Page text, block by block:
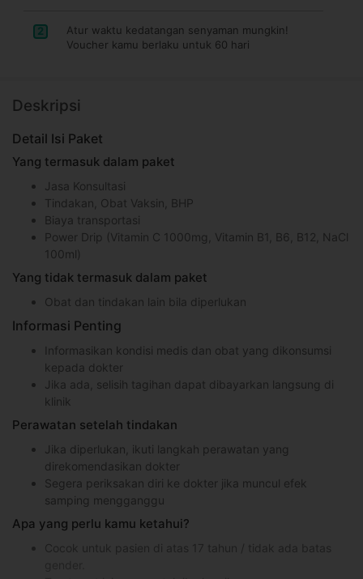
2
Atur waktu kedatangan senyaman mungkin!
Voucher kamu berlaku untuk 60 hari
Deskripsi
Detail Isi Paket
Yang termasuk dalam paket
Jasa Konsultasi
Tindakan, Obat Vaksin, BHP
Biaya transportasi
Power Drip (Vitamin C 1000mg, Vitamin B1, B6, B12, NaCl
100ml)
Yang tidak termasuk dalam paket
Obat dan tindakan lain bila diperlukan
Informasi Penting
Informasikan kondisi medis dan obat yang dikonsumsi
kepada dokter
Jika ada, selisih tagihan dapat dibayarkan langsung di
klinik
Perawatan setelah tindakan
Jika diperlukan, ikuti langkah perawatan yang
direkomendasikan dokter
Segera periksakan diri ke dokter jika muncul efek
samping mengganggu
Apa yang perlu kamu ketahui?
Cocok untuk pasien di atas 17 tahun / tidak ada batas